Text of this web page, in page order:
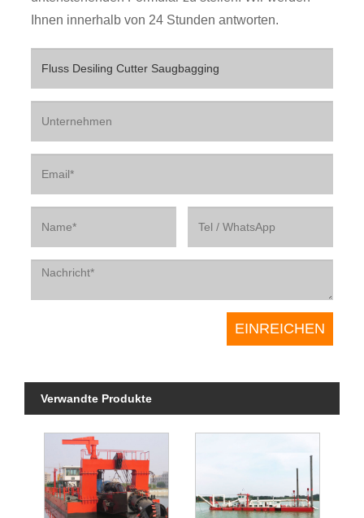
Ihnen innerhalb von 24 Stunden antworten.
Verwandte Produkte